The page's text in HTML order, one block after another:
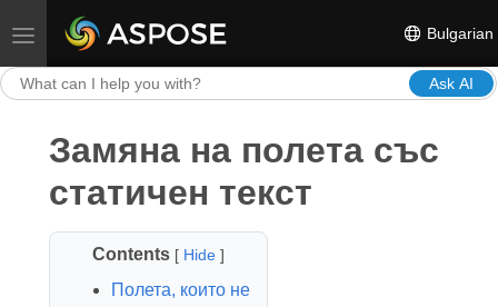
Toggle navigation Bulgarian
Ask AI
Замяна на полета със
статичен текст
Contents [ Hide]
Полета, които не